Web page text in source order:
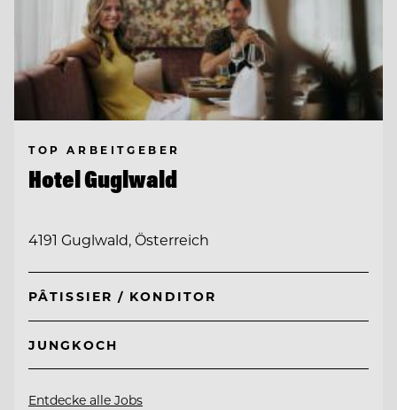
TOP ARBEITGEBER
Hotel Guglwald
4191 Guglwald, Österreich
PÂTISSIER / KONDITOR
JUNGKOCH
Entdecke alle Jobs